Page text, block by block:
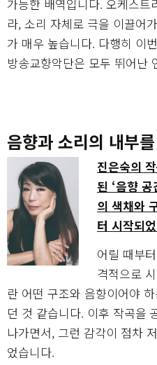
가능한 배역입니다. 오케스트
라, 소리 자체로 극을 이끌어
가 매우 높습니다. 다행히 이
방송교향악단은 모두 뛰어난
음향과 소리의 내부
진은숙의
된 ‘음향
의 색채와
터 시작되
어릴 때부
격적으로
란 어떤 구조와 음향이어야
던 것 같습니다. 이후 작곡을
나가면서, 그런 감각이 점차
었습니다.